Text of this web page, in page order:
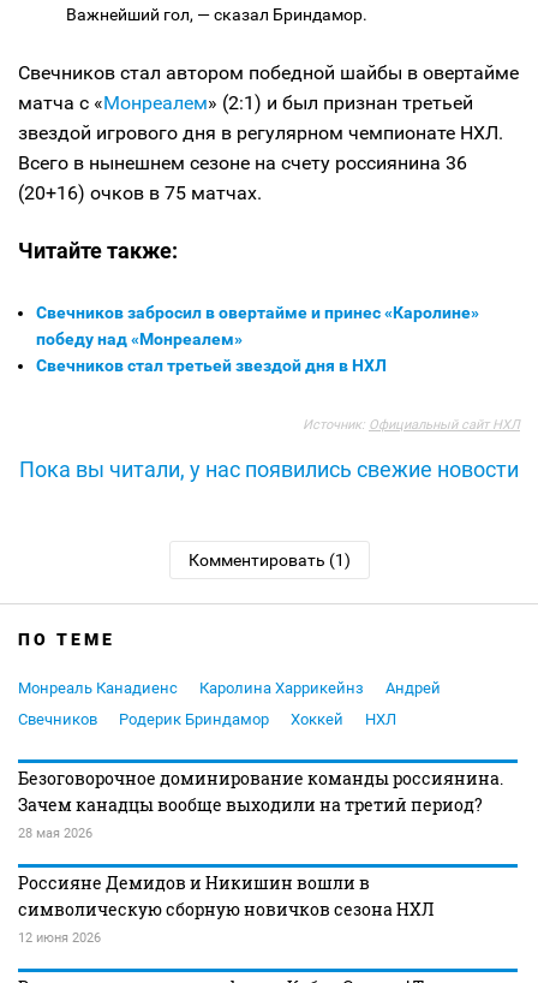
Важнейший гол, — сказал Бриндамор.
Свечников стал автором победной шайбы в овертайме
матча с «Монреалем» (2:1) и был признан третьей
звездой игрового дня в регулярном чемпионате НХЛ.
Всего в нынешнем сезоне на счету россиянина 36
(20+16) очков в 75 матчах.
Читайте также:
Свечников забросил в овертайме и принес «Каролине»
победу над «Монреалем»
Свечников стал третьей звездой дня в НХЛ
Источник: Официальный сайт НХЛ
Пока вы читали, у нас появились свежие новости
Комментировать (1)
ПО ТЕМЕ
Монреаль Канадиенс Каролина Харрикейнз
Андрей
Свечников
Родерик Бриндамор Хоккей НХЛ
Безоговорочное доминирование команды россиянина.
Зачем канадцы вообще выходили на третий период?
28 мая 2026
Россияне Демидов и Никишин вошли в
символическую сборную новичков сезона НХЛ
12 июня 2026